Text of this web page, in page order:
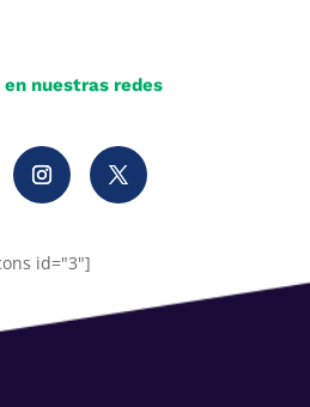
en nuestras redes
id="3"]